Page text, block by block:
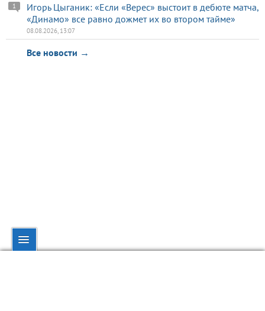
Игорь Цыганик: «Если «Верес» выстоит в дебюте матча,
«Динамо» все равно дожмет их во втором тайме»
1
08.08.2026, 13:07
Все новости →